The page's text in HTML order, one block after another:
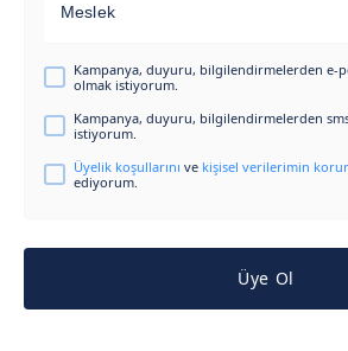
Meslek
Kampanya, duyuru, bilgilendirmelerden e-
olmak istiyorum.
Kampanya, duyuru, bilgilendirmelerden
istiyorum.
Üyelik koşullarını ve kişisel verilerimin
ediyorum.
Üye Ol